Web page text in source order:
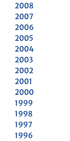
2008
2007
2006
2005
2004
2003
2002
2001
2000
1999
1998
1997
1996